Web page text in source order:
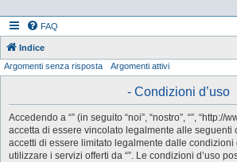
FAQ
Indice
Argomenti senza risposta Argomenti attivi
- Condizioni d’uso
Accedendo a “” (in seguito “noi”, “nostro”, “”, “http://
accetta di essere vincolato legalmente alle seguenti
accetti di essere limitato legalmente dalle condizioni
utilizzare i servizi offerti da “”. Le condizioni d’uso